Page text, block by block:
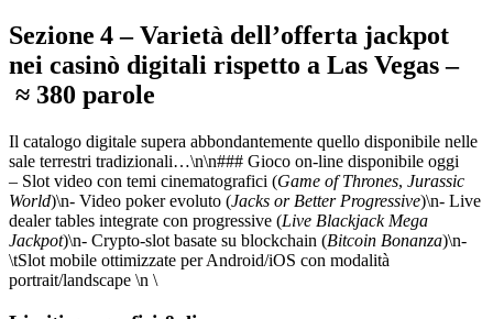
Sezione 4 – Varietà dell’offerta jackpot
nei casinò digitali rispetto a Las Vegas –
≈ 380 parole
Il catalogo digitale supera abbondantemente quello disponibile nelle
sale terrestri tradizionali…\n\n### Gioco on‑line disponibile oggi
– Slot video con temi cinematografici (Game of Thrones, Jurassic
World)\n- Video poker evoluto (Jacks or Better Progressive)\n- Live
dealer tables integrate con progressive (Live Blackjack Mega
Jackpot)\n- Crypto‑slot basate su blockchain (Bitcoin Bonanza)\n-
\tSlot mobile ottimizzate per Android/iOS con modalità
portrait/landscape \n \